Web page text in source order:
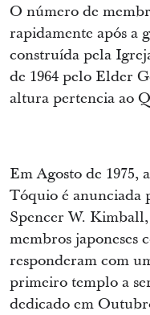
O número de
rapidamente após a
construída pela
de 1964 pelo Elder
altura pertencia ao
Em Agosto de 1975,
Tóquio é anunciada
Spencer W.
membros japoneses
responderam com
primeiro templo a
dedicado em